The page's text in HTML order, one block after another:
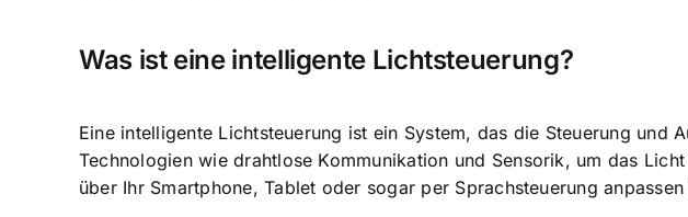
Was ist eine intelligente Lichtsteuerung?
Eine intelligente Lichtsteuerung ist ein System, das die Steuerung
Technologien wie drahtlose Kommunikation und Sensorik, um das
über Ihr Smartphone, Tablet oder sogar per Sprachsteuerung